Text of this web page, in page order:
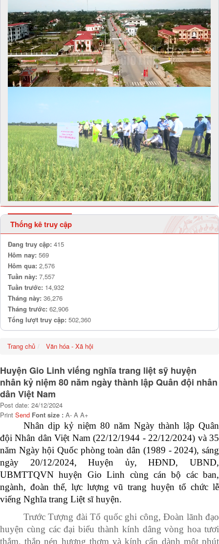
Thống kê truy cập
Đang truy cập: 415
Hôm nay: 569
Hôm qua: 2,576
Tuần này: 7,557
Tuần trước: 14,932
Tháng này: 36,276
Tháng trước: 62,906
Tổng lượt truy cập: 502,360
Trang chủ Văn hóa - Xã hội
Huyện Gio Linh viếng nghĩa trang liệt sỹ huyện
nhân kỷ niệm 80 năm ngày thành lập Quân đội nhân
dân Việt Nam
Post date: 24/12/2024
Print Send Font size : A- A A+
Nhân dịp kỷ niệm 80 năm Ngày thành lập Quân
đội Nhân dân Việt Nam (22/12/1944 - 22/12/2024) và 35
năm Ngày hội Quốc phòng toàn dân (1989 - 2024), sáng
ngày 20/12/2024,
Huyện
ủy, HĐND, UBND,
UBMTTQVN huyện Gio Linh cùng cán bộ cácban,
ngành, đoàn thể, lực lượng vũ trang huyện tổ chức lễ
viếng Nghĩa trang Liệt sĩhuyện.
Trước Tượng đài Tổ quốc ghi công, Đoàn lãnh đạo
huyện cùng các đại biểu thành kính dâng vòng hoa tươi
thắm, thắp nén hương thơm và kính cẩn dành một phút